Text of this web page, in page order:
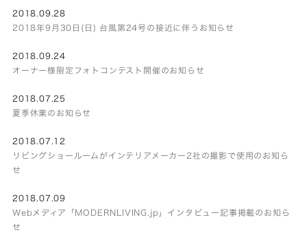
2018.09.28
2018年9月30日(日) 台風第24号の接近に伴うお知らせ
2018.09.24
オーナー様限定フォトコンテスト開催のお知らせ
2018.07.25
夏季休業のお知らせ
2018.07.12
リビングショールームがインテリアメーカー2社の撮影で使用のお知ら
せ
2018.07.09
Webメディア「MODERNLIVING.jp」インタビュー記事掲載のお知ら
せ